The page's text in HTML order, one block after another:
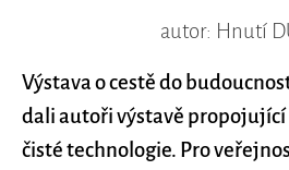
autor: Hnutí
Výstava o cestě do
dali autoři výstavě
čisté technologie. Pro